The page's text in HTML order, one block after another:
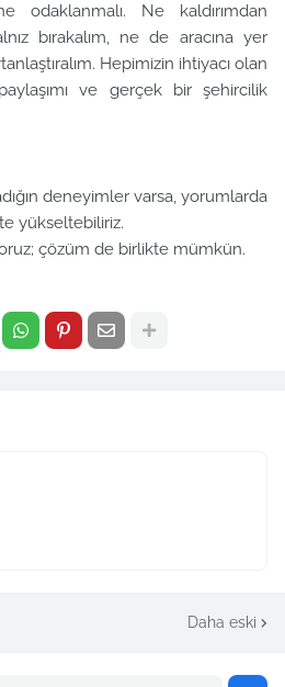
odaklanmalı. Ne kaldırımdan
bırakalım, ne de aracına yer
Hepimizin ihtiyacı olan
ve gerçek bir şehircilik
deneyimler varsa, yorumlarda
yükseltebiliriz.
çözüm de birlikte mümkün.
Daha eski